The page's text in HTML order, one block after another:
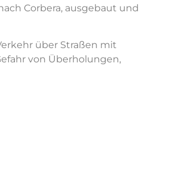
Corbera, ausgebaut und
über Straßen mit
von Überholungen,